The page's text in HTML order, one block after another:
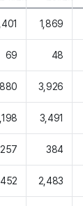
1,869
69 48
3,926
3,491
257 384
2,483